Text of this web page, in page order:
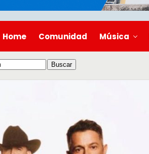
Home Comunidad Música